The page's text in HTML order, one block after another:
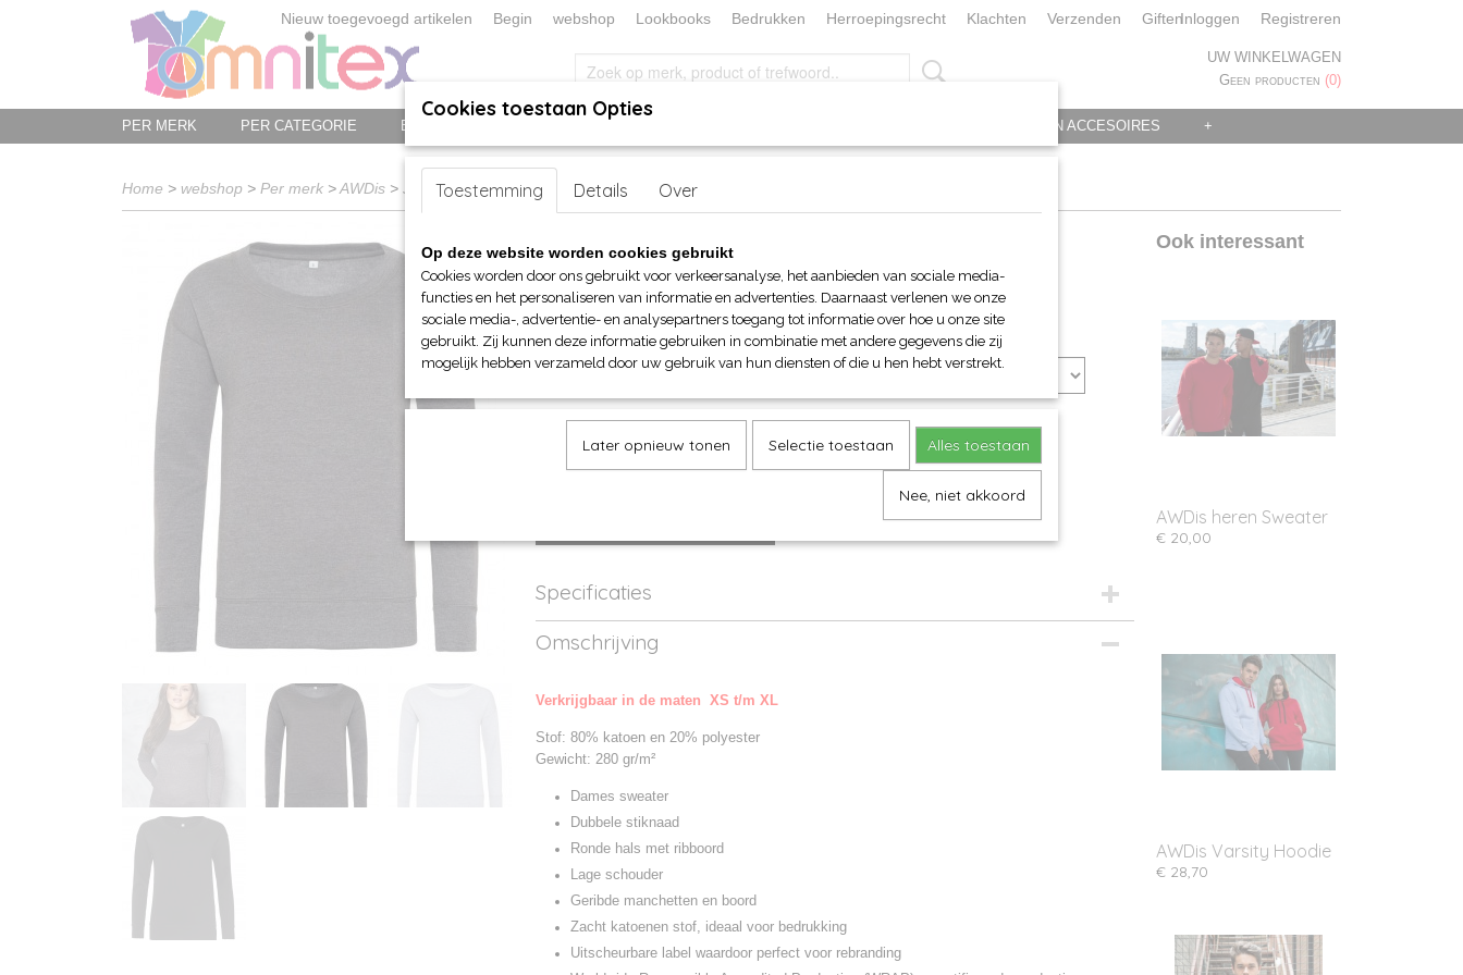
Nieuw toegevoegd artikelen Begin webshop Lookbooks Bedrukken Herroepingsrecht Klachten Verzenden GiftenInloggen Registreren
UW WINKELWAGEN
Geen producten (0)
PER MERK PER CATEGORIE BED-, BAD-, KEUKEN EN TAFELLINNEN KERST/FEEST KLEDING EN ACCESOIRES +
Home > webshop > Per merk >AWDis > Just Hoods> AWDis dames Fashion Sweater
AWDis dames Fashion Sweater
€ 24,05 (inclusief btw 21%)
Maat Kleur
Specificaties
Productcode
Productcode leverancier
Omschrijving
Verkrijgbaar in de maten XS t/m XL
Stof: 80% katoen en 20% polyester
Gewicht: 280 gr/m²
Dames sweater
Dubbele stiknaad
Ronde hals met ribboord
Lage schouder
Geribde manchetten en boord
Zacht katoenen stof, ideaal voor bedrukking
Uitscheurbare label waardoor perfect voor rebranding
Ook interessant
AWDis heren Sweater
€ 20,00
AWDis Varsity Hoodie
€ 28,70
Cookies toestaan Opties
Toestemming Details Over
Op deze website worden cookies gebruikt
Cookies worden door ons gebruikt voor verkeersanalyse, het aanbieden van sociale media-
functies en het personaliseren van informatie en advertenties. Daarnaast verlenen we onze
sociale media-, advertentie- en analysepartners toegang tot informatie over hoe u onze site
gebruikt. Zij kunnen deze informatie gebruiken in combinatie met andere gegevens die zij
mogelijk hebben verzameld door uw gebruik van hun diensten of die u hen hebt verstrekt.
Later opnieuw tonen Selectie toestaan Alles toestaan
Nee, niet akkoord